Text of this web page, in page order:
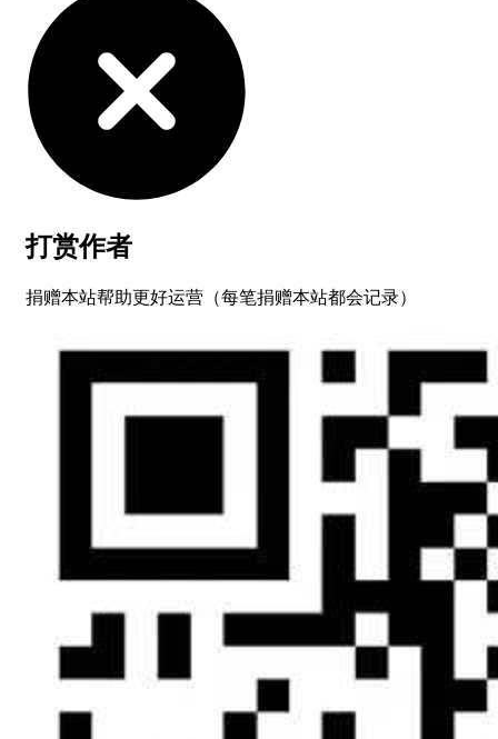
打赏作者
捐赠本站帮助更好运营（每笔捐赠本站都会记录）